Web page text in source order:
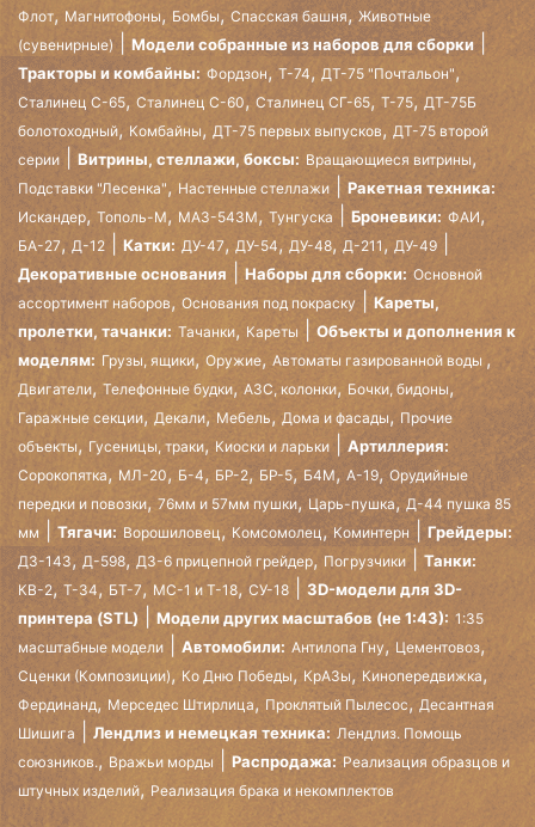
Флот, Магнитофоны, Бомбы, Спасская башня, Животные
(сувенирные)
Модели собранные из наборов для сборки
Тракторы и комбайны: Фордзон,Т-74, ДТ-75 "Почтальон",
Сталинец С-65, Сталинец С-60, Сталинец СГ-65, Т-75,ДТ-75Б
болотоходный, Комбайны,ДТ-75 первых выпусков, ДТ-75 второй
серии
Витрины, стеллажи, боксы: Вращающиеся витрины,
Подставки "Лесенка", Настенные стеллажи Ракетная техника:
Искандер, Тополь-М, МАЗ-543М, Тунгуска Броневики: ФАИ,
БА-27, Д-12 Катки: ДУ-47, ДУ-54,ДУ-48,Д-211 , ДУ-49
Декоративные основания Наборы для сборки: Основной
ассортимент наборов, Основания под покраску
Кареты,
пролетки, тачанки: Тачанки, Кареты
Объекты и дополнения к
моделям: Грузы, ящики, Оружие, Автоматы газированной воды ,
Двигатели, Телефонные будки, АЗС, колонки, Бочки, бидоны,
Гаражные секции, Декали, Мебель,Дома и фасады, Прочие
объекты, Гусеницы, траки, Киоски и ларьки Артиллерия:
Сорокопятка, МЛ-20, Б-4, БР-2, БР-5, Б4М, А-19, Орудийные
передки и повозки, 76мм и 57мм пушки, Царь-пушка,Д-44 пушка 85
мм
Тягачи: Ворошиловец, Комсомолец, Коминтерн Грейдеры:
ДЗ-143, Д-598, ДЗ-6 прицепной грейдер, Погрузчики Танки:
КВ-2, Т-34, БТ-7, МС-1 и Т-18, СУ-18
3D-модели для 3D-
принтера (STL)
Модели других масштабов (не 1:43): 1:35
масштабные модели
Автомобили: Антилопа Гну, Цементовоз,
Сценки (Композиции), Ко Дню Победы, КрАЗы, Кинопередвижка,
Фердинанд, Мерседес Штирлица, Проклятый Пылесос,Десантная
Шишига
Лендлиз и немецкая техника: Лендлиз. Помощь
союзников., Вражьи морды Распродажа: Реализация образцов и
штучных изделий, Реализация брака и некомплектов